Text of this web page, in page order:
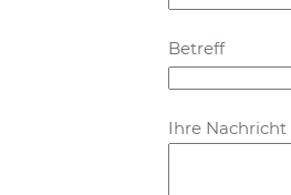
Betreff
Ihre Nachricht